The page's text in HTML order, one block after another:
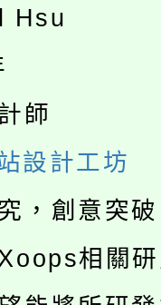
低收入戶
情可洽有
及科技中
及科技中
案入校路
年度第
選結果
29、30
內行報名
Hsu
師
設計工坊
，創意突
相關